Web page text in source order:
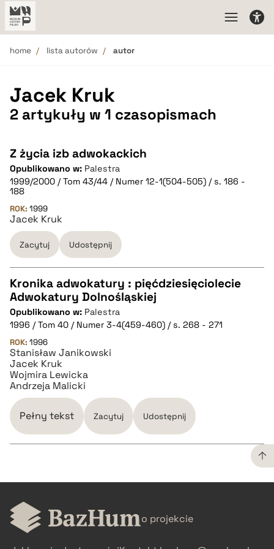
home lista autorów autor
Jacek Kruk
2 artykuły w 1 czasopismach
Z życia izb adwokackich
Opublikowano w: Palestra
1999/2000 / Tom 43/44 / Numer 12-1(504-505) / s. 186 -
188
ROK: 1999
Jacek Kruk
Zacytuj Udostępnij
CZYSTY TEKST
pobierz cytat
BIBTEX
pobierz cytat
Kronika adwokatury : pięćdziesięciolecie
Adwokatury Dolnośląskiej
Opublikowano w: Palestra
1996 / Tom 40 / Numer 3-4(459-460) / s. 268 - 271
ROK: 1996
Stanisław Janikowski
Jacek Kruk
Wojmira Lewicka
Andrzeja Malicki
Pełny tekst Zacytuj Udostępnij
CZYSTY TEKST
pobierz cytat o projekcie